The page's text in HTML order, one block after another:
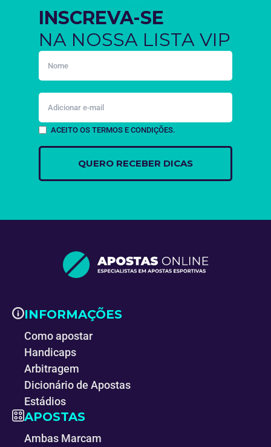
INSCREVA-SE
NA NOSSA LISTA VIP
ACEITO OS TERMOS E CONDIÇÕES.
INFORMAÇÕES
Como apostar
Handicaps
Arbitragem
Dicionário de Apostas
Estádios
APOSTAS
Ambas Marcam